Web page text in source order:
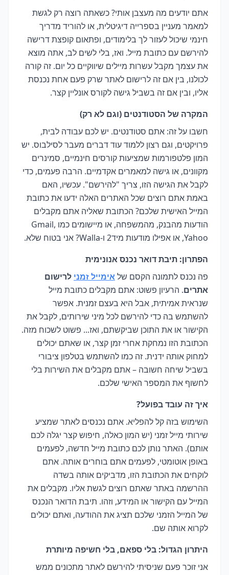
אתם יודעים מה מעצבן אותי? כשאתה רוצה רק לגשת
למאמר מעניין בספרייה דיגיטלית, או להוריד מדריך
חינמי שיכול לעזור לך בלימודים, ופתאום קופצת דרישה
להירשם עם כתובת מייל. ואז, בלי לשים לב, אתה מוצא
את עצמך מקבל עשרות מיילים שיווקיים כל יום. זה קורה
לכולנו, בין אם זה לרישום לאתר שרק פעם אחת נכנסת
אליו, ובין אם זה בשביל גישה לקורס אונליין קצר.
המקרה של הסטודנטים (וגם לא רק)
חשבו על זה: אתם סטודנטים. יש לכם עבודה לבית,
פרויקטים, וגם רצון ללמוד עוד דברים מעבר לסילבוס. יש
המון פלטפורמות שמציעות קורסים חינמיים, סמינרים
מקוונים, או גישה למאמרים אקדמיים. הרבה פעמים, כדי
לקבל את הגישה הזו, צריך "להירשם". עכשיו, האם
באמת אתם רוצים שכל האתרים האלה ידעו את כתובת
המייל האישית שלכם? הכתובת שאליה אתם מקבלים
הודעות מהבנק, מהמשפחה, או מיישומים כמו Gmail,
Yahoo, או אפילו מודעות מיד2 ו-Walla? אני בטוח שלא.
הפתרון: תיבת דואר נכנס אנונימית
פה נכנס לתמונה הקסם שלאימייל זמני לרישום
אתרים. הרעיון פשוט: אתם מקבלים כתובת מייל
שנראית אמיתית, אבל היא בעצם זמנית. אפשר
להשתמש בה כדי להירשם לכל מיני שירותים, לקבל את
הקישור או את התוכן שביקשתם, ואז... פשוט לשכוח מזה.
הכתובת הזו נמחקת אחרי זמן קצר, או שאתם יכולים
למחוק אותה ידנית. זה כמו להשתמש בטלפון ציבורי
בשביל שיחה חשובה – אתם מקבלים את השירות בלי
לחשוף את המספר האישי שלכם.
איך זה עובד בפועל?
השימוש בזה קל להפליא. אתם נכנסים לאתר שמציע
שירותי מייל זמני (יש המון כאלה, חיפוש קצר יגלה לכם
אותם). האתר נותן לכם כתובת מייל חדשה, לפעמים
באופן אוטומטי, לפעמים אתם בוחרים אותה. אתם
לוקחים את הכתובת הזו, מדביקים אותה בשדה
ההרשמה באתר שאתם רוצים לגשת אליו. מקבלים את
המייל עם הקישור או המידע, וזהו. תיבת הדואר הנכנס
של המייל הזמני שלכם תציג את ההודעה, ואתם יכולים
לקרוא אותה שם.
היתרון הגדול: בלי ספאם, בלי חשיפה מיותרת
אני זוכר פעם שניסיתי להירשם לאתר מתכונים ממש